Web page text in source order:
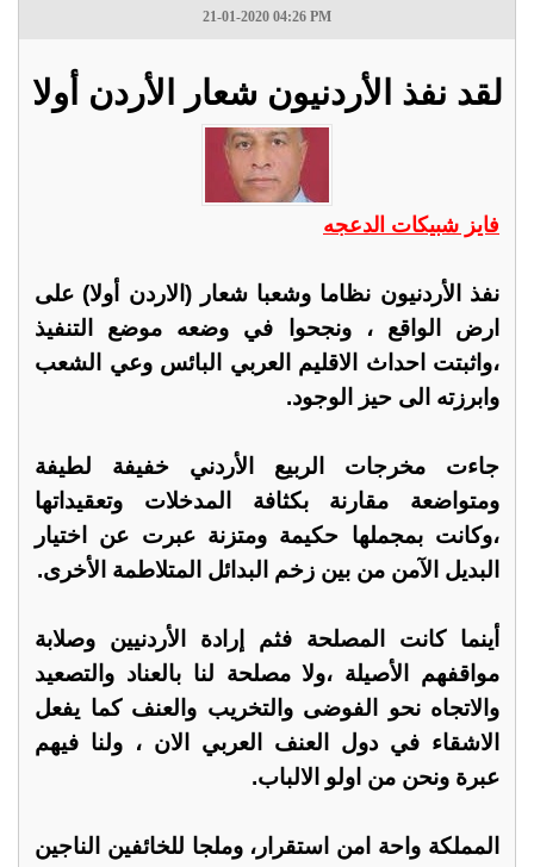
21-01-2020 04:26 PM
لقد نفذ الأردنيون شعار الأردن أولا
فايز شبيكات الدعجه
نفذ الأردنيون نظاما وشعبا شعار (الاردن أولا) على
ارض الواقع ، ونجحوا في وضعه موضع التنفيذ
،واثبتت احداث الاقليم العربي البائس وعي الشعب
وابرزته الى حيز الوجود.
جاءت مخرجات الربيع الأردني خفيفة لطيفة
ومتواضعة مقارنة بكثافة المدخلات وتعقيداتها
،وكانت بمجملها حكيمة ومتزنة عبرت عن اختيار
البديل الآمن من بين زخم البدائل المتلاطمة الأخرى.
أينما كانت المصلحة فثم إرادة الأردنيين وصلابة
مواقفهم الأصيلة ،ولا مصلحة لنا بالعناد والتصعيد
والاتجاه نحو الفوضى والتخريب والعنف كما يفعل
الاشقاء في دول العنف العربي الان ، ولنا فيهم
عبرة ونحن من اولو الالباب.
المملكة واحة امن استقرار، وملجا للخائفين الناجين